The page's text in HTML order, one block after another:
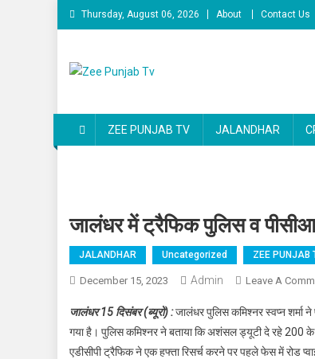
Skip to content
Thursday, August 06, 2026 About Contact Us
ZEE PUNJAB TV JALANDHAR
जालंधर में ट्रैफिक पुलिस व
JALANDHAR Uncategorized ZEE PUNJAB
December 15, 2023 Admin Leave A
जालंधर 15 दिसंबर (ब्यूरो) :जालंधर पुलिस कमिश्नर स्वप्न शर्मा
गया है। पुलिस कमिश्नर ने बताया कि अशंसल ड्यूटी दे रहे 200 के
एडीसीपी ट्रैफिक ने एक हफ्ता रिसर्च करने पर पहले फेस में रोड